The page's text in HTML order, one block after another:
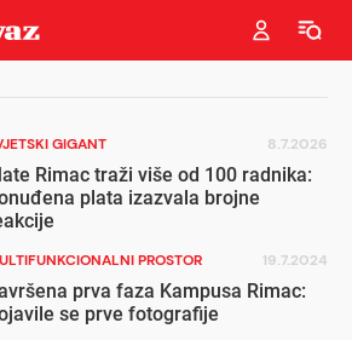
GIGANT 8.7.2026
Rimac traži više od 100 radnika:
plata izazvala brojne
PROSTOR 19.7.2024
prva faza Kampusa Rimac:
se prve fotografije